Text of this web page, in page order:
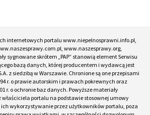
internetowych portalu www.niepelnosprawni.info.pl,
www.naszesprawy.org,
sygnowane skrótem „PAP” stanowią element Serwisu
bazą danych, której producentem i wydawcą jest
z siedzibą w Warszawie. Chronione są one przepisami
r. o prawie autorskim i prawach pokrewnych oraz
r. o ochronie baz danych. Powyższe materiały
portalu na podstawie stosownej umowy
wykorzystywanie przez użytkowników portalu, poza